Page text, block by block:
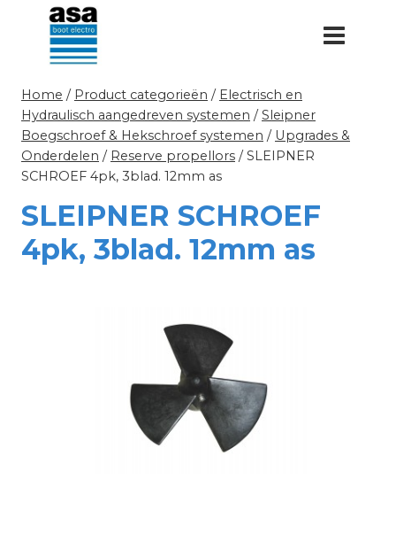
Doorgaan
inhoud
Home / Product categorieën / Electrisch en
Hydraulisch aangedreven systemen / Sleipner
Boegschroef & Hekschroef systemen / Upgrades &
Onderdelen / Reserve propellors / SLEIPNER
SCHROEF 4pk, 3blad. 12mm as
SLEIPNER SCHROEF
4pk, 3blad. 12mm as